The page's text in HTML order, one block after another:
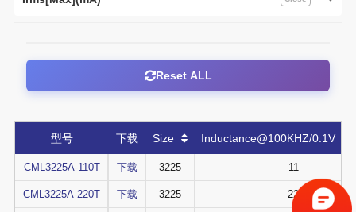
Reset ALL
型号 下载 Size Inductance@100KHZ/0.1V（
CML3225A-110T 下载 3225 11
CML3225A-220T 下载 3225 22